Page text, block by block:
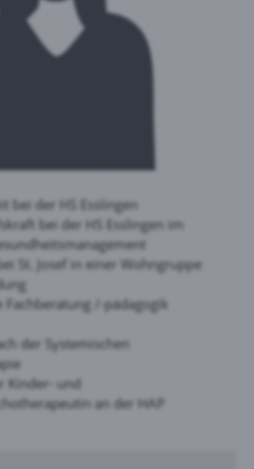
bei der HS Esslingen
bei der HS Esslingen im
St. Josef in einer Wohngruppe
Fachberatung /-pädagogik
der Systemischen
Kinder- und
an der HAP